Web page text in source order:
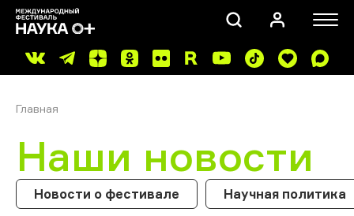
ПОИСК
Главная
Наши новости
Новости о фестивале Научная политика